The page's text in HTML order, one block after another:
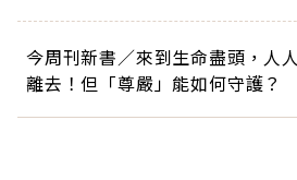
今周刊新書／來到生命盡頭，人
離去！但「尊嚴」能如何守護？